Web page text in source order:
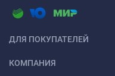
ДЛЯ ПОКУПАТЕЛЕЙ
КОМПАНИЯ